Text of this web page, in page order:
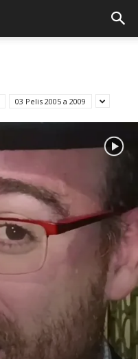
03 Pelis 2005 a 2009